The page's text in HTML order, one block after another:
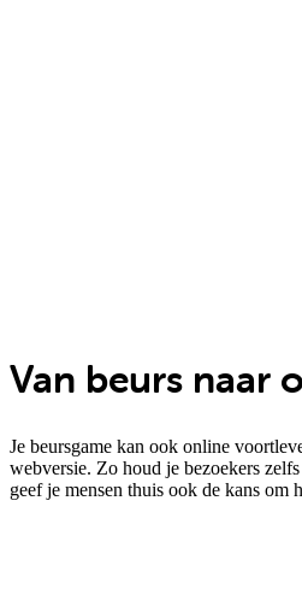
Van beurs naar
Je beursgame kan ook online
webversie. Zo houd je bezoekers
geef je mensen thuis ook de kans om